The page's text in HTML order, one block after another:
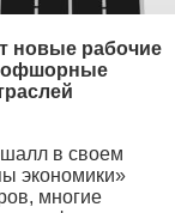
новые рабочие
офшорные
в своем
экономики»
многие